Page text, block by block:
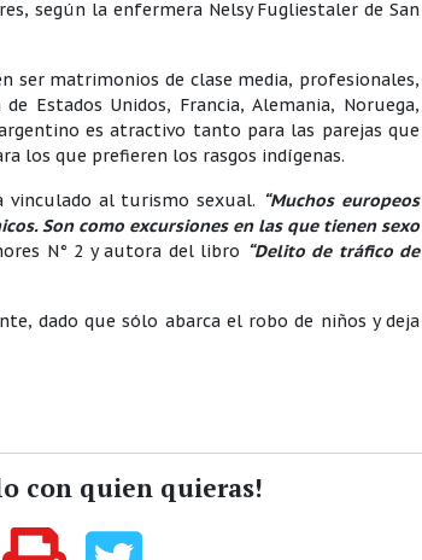
según la enfermera Nelsy Fugliestaler de San
ser matrimonios de clase media, profesionales,
Estados Unidos, Francia, Alemania, Noruega,
es atractivo tanto para las parejas que
los que prefieren los rasgos indígenas.
vinculado al turismo sexual. “Muchos europeos
Son como excursiones en las que tienen sexo
N° 2 y autora del libro “Delito de tráfico de
dado que sólo abarca el robo de niños y deja
con quien quieras!